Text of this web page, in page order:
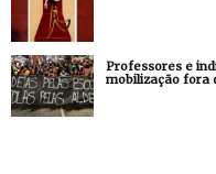
Professores e
mobilização fora